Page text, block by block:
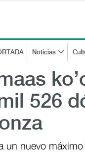
Noticias
526
un nuevo